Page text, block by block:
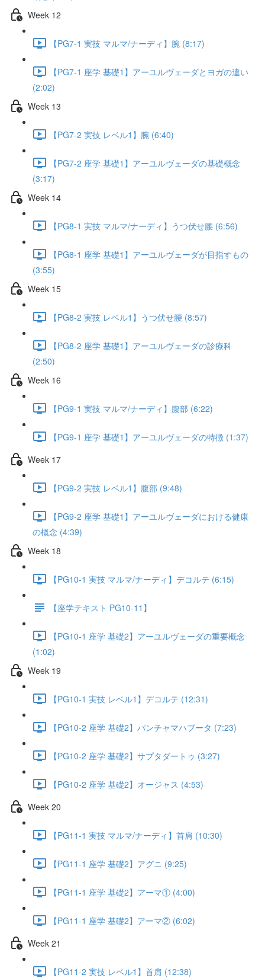
Week 12
【PG7-1 実技 マルマ/ナーディ】腕 (8:17)
【PG7-1 座学 基礎1】アーユルヴェーダとヨガの違い
(2:02)
Week 13
【PG7-2 実技 レベル1】腕 (6:40)
【PG7-2 座学 基礎1】アーユルヴェーダの基礎概念
(3:17)
Week 14
【PG8-1 実技 マルマ/ナーディ】うつ伏せ腰 (6:56)
【PG8-1 座学 基礎1】アーユルヴェーダが目指すもの
(3:55)
Week 15
【PG8-2 実技 レベル1】うつ伏せ腰 (8:57)
【PG8-2 座学 基礎1】アーユルヴェーダの診療科
(2:50)
Week 16
【PG9-1 実技 マルマ/ナーディ】腹部 (6:22)
【PG9-1 座学 基礎1】アーユルヴェーダの特徴 (1:37)
Week 17
【PG9-2 実技 レベル1】腹部 (9:48)
【PG9-2 座学 基礎1】アーユルヴェーダにおける健康
の概念 (4:39)
Week 18
【PG10-1 実技 マルマ/ナーディ】デコルテ (6:15)
【座学テキスト PG10-11】
【PG10-1 座学 基礎2】アーユルヴェーダの重要概念
(1:02)
Week 19
【PG10-1 実技 レベル1】デコルテ (12:31)
【PG10-2 座学 基礎2】パンチャマハブータ (7:23)
【PG10-2 座学 基礎2】サプタダートゥ (3:27)
【PG10-2 座学 基礎2】オージャス (4:53)
Week 20
【PG11-1 実技 マルマ/ナーディ】首肩 (10:30)
【PG11-1 座学 基礎2】アグニ (9:25)
【PG11-1 座学 基礎2】アーマ① (4:00)
【PG11-1 座学 基礎2】アーマ② (6:02)
Week 21
【PG11-2 実技 レベル1】首肩 (12:38)